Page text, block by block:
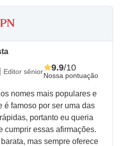
Editor sêniorNossa pontuação
9.9/10
nomes mais populares e
é famoso por ser uma das
portanto eu queria
cumprir essas afirmações.
mas sempre oferece